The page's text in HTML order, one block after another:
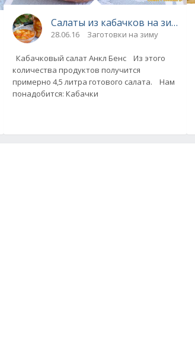
Салаты из кабачков на зиму
28.06.16 Заготовки на зиму
Кабачковый салат Анкл Бенс Из этого
количества продуктов получится
примерно 4,5 литра готового салата. Нам
понадобится: Кабачки